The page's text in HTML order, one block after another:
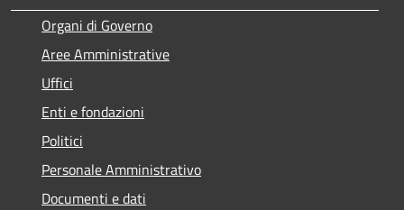
Organi di Governo
Aree Amministrative
Uffici
Enti e fondazioni
Politici
Personale Amministrativo
Documenti e dati